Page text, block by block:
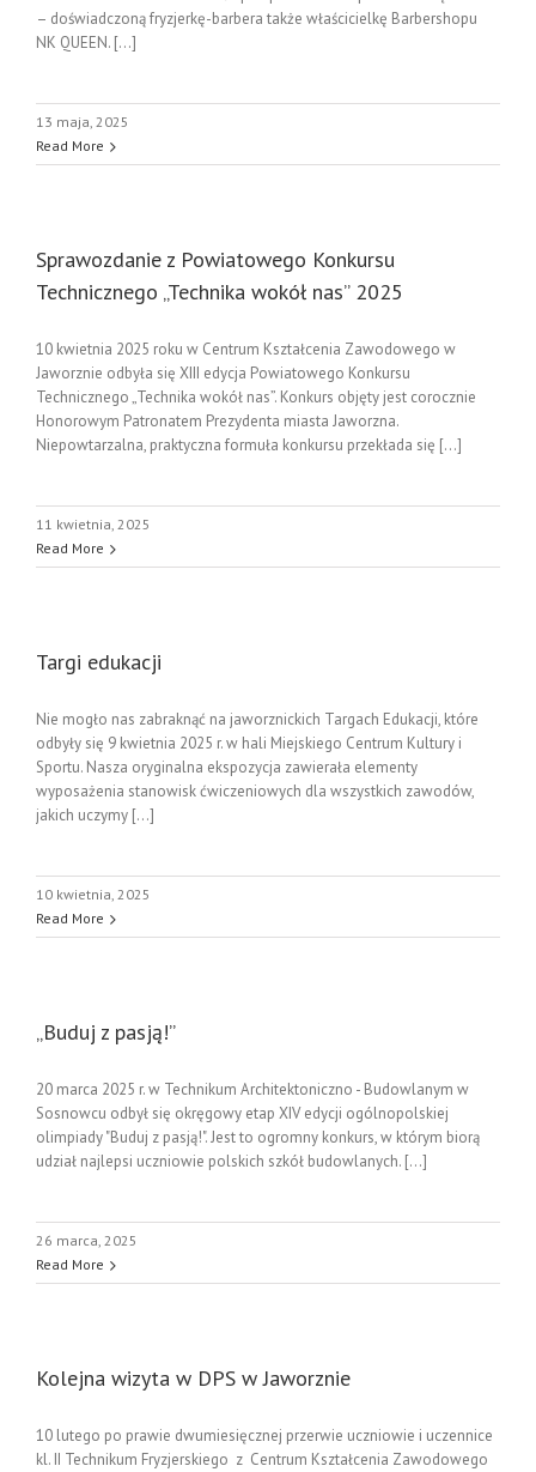
– doświadczoną fryzjerkę-barbera także właścicielkę Barbershopu
NK QUEEN. [...]
13 maja, 2025
Read More
Sprawozdanie z Powiatowego Konkursu
Technicznego „Technika wokół nas” 2025
10 kwietnia 2025 roku w Centrum Kształcenia Zawodowego w
Jaworznie odbyła się XIII edycja Powiatowego Konkursu
Technicznego „Technika wokół nas”. Konkurs objęty jest corocznie
Honorowym Patronatem Prezydenta miasta Jaworzna.
Niepowtarzalna, praktyczna formuła konkursu przekłada się [...]
11 kwietnia, 2025
Read More
Targi edukacji
Nie mogło nas zabraknąć na jaworznickich Targach Edukacji, które
odbyły się 9 kwietnia 2025 r. w hali Miejskiego Centrum Kultury i
Sportu. Nasza oryginalna ekspozycja zawierała elementy
wyposażenia stanowisk ćwiczeniowych dla wszystkich zawodów,
jakich uczymy [...]
10 kwietnia, 2025
Read More
„Buduj z pasją!”
20 marca 2025 r. w Technikum Architektoniczno - Budowlanym w
Sosnowcu odbył się okręgowy etap XIV edycji ogólnopolskiej
olimpiady "Buduj z pasją!". Jest to ogromny konkurs, w którym biorą
udział najlepsi uczniowie polskich szkół budowlanych. [...]
26 marca, 2025
Read More
Kolejna wizyta w DPS w Jaworznie
10 lutego po prawie dwumiesięcznej przerwie uczniowie i uczennice
kl. II Technikum Fryzjerskiego z Centrum Kształcenia Zawodowego